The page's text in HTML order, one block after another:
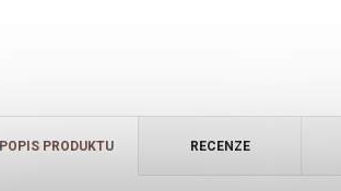
POPIS PRODUKTU RECENZE